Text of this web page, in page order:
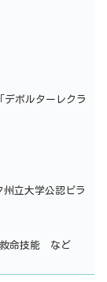
デポルターレクラ
立大学公認ピラ
命技能 など